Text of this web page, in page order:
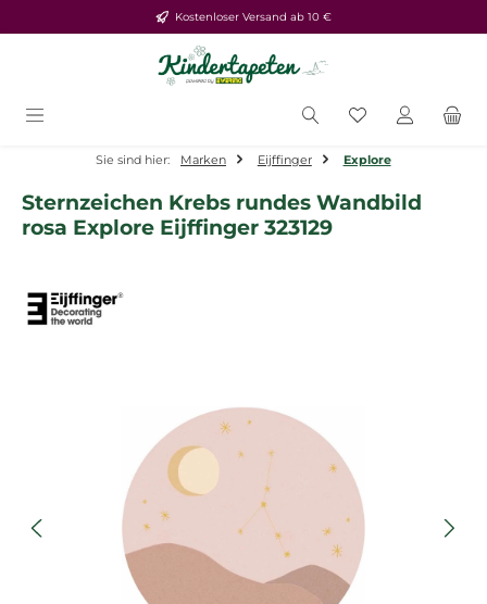
Zum Hauptinhalt springenKostenloser Versand ab 10 €
Du hast 0
Sie sind hier: Marken Eijffinger Explore
Sternzeichen Krebs rundes Wandbild
rosa Explore Eijffinger 323129
Bildergalerie überspringen